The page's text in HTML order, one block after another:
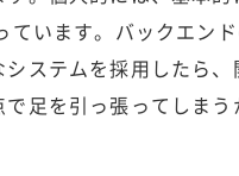
ています。バックエン
ステムを採用したら、
足を引っ張ってしまう